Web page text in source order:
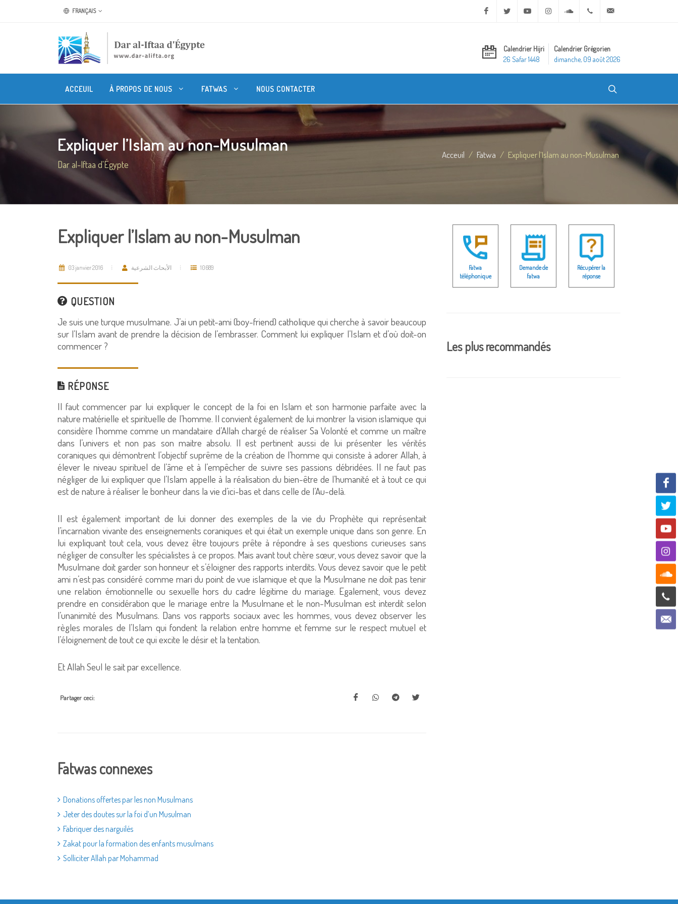
FRANÇAIS Facebook Twitter Youtube Instagram Soundcloud+20 2 25970400
Calendrier Hijri
26 Safar 1448
Calendrier Grégorien
dimanche, 09 août 2026
ACCEUIL À PROPOS DE NOUS FATWAS NOUS CONTACTER
Expliquer l’Islam au non-Musulman
Dar al-Iftaa d'Égypte
Acceuil Fatwa Expliquer l’Islam au non-Musulman
Expliquer l’Islam au non-Musulman
03 janvier 2016 الأبحاث الشرعية 10689
QUESTION
Je suis une turque musulmane. J’ai un petit-ami (boy-friend) catholique qui cherche à savoir beaucoup
sur l’Islam avant de prendre la décision de l’embrasser. Comment lui expliquer l’Islam et d’où doit-on
commencer ?
RÉPONSE
Il faut commencer par lui expliquer le concept de la foi en Islam et son harmonie parfaite avec la
nature matérielle et spirituelle de l’homme. Il convient également de lui montrer la vision islamique qui
considère l’homme comme un mandataire d’Allah chargé de réaliser Sa Volonté et comme un maître
dans l’univers et non pas son maitre absolu. Il est pertinent aussi de lui présenter les vérités
coraniques qui démontrent l’objectif suprême de la création de l’homme qui consiste à adorer Allah, à
élever le niveau spirituel de l’âme et à l’empêcher de suivre ses passions débridées. Il ne faut pas
négliger de lui expliquer que l’Islam appelle à la réalisation du bien-être de l’humanité et à tout ce qui
est de nature à réaliser le bonheur dans la vie d’ici-bas et dans celle de l’Au-delà.
Il est également important de lui donner des exemples de la vie du Prophète qui représentait
l’incarnation vivante des enseignements coraniques et qui était un exemple unique dans son genre. En
lui expliquant tout cela, vous devez être toujours prête à répondre à ses questions curieuses sans
négliger de consulter les spécialistes à ce propos. Mais avant tout chère sœur, vous devez savoir que la
Musulmane doit garder son honneur et s’éloigner des rapports interdits. Vous devez savoir que le petit
ami n’est pas considéré comme mari du point de vue islamique et que la Musulmane ne doit pas tenir
une relation émotionnelle ou sexuelle hors du cadre légitime du mariage. Egalement, vous devez
prendre en considération que le mariage entre la Musulmane et le non-Musulman est interdit selon
l’unanimité des Musulmans. Dans vos rapports sociaux avec les hommes, vous devez observer les
règles morales de l’Islam qui fondent la relation entre homme et femme sur le respect mutuel et
l’éloignement de tout ce qui excite le désir et la tentation.
Et Allah Seul le sait par excellence.
Partager ceci:
Fatwas connexes
Donations offertes par les non Musulmans
Jeter des doutes sur la foi d’un Musulman
Fabriquer des narguilés
Zakat pour la formation des enfants musulmans
Solliciter Allah par Mohammad
Fatwa
téléphonique
Demande de
fatwa
Récupérer la
réponse
Les plus recommandés